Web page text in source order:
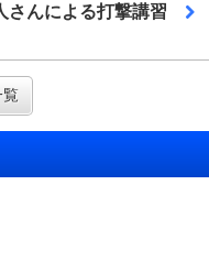
んによる打撃講習
覧